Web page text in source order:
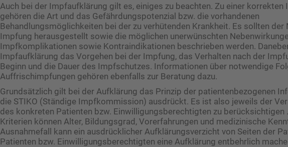
Auch bei der Impfaufklärung gilt es, einiges zu beachten. Zu einer
gehören die Art und das Gefährdungspotenzial bzw. die vorhandenen
Behandlungsmöglichkeiten bei der zu verhütenden Krankheit. Es sollten der
Impfung herausgestellt sowie die möglichen unerwünschten
Impfkomplikationen sowie Kontraindikationen beschrieben werden.
Impfaufklärung das Vorgehen bei der Impfung, das Verhalten nach der
Beginn und die Dauer des Impfschutzes. Informationen über notwendige
Auffrischimpfungen gehören ebenfalls zur Beratung dazu.
Grundsätzlich gilt bei der Aufklärung das Prinzip der patienten­bezogenen
die STIKO (Ständige Impfkommission) ausdrückt. Es ist also jeweils der
des konkreten Patienten bzw. Einwilligungs­berechtigten zu berücksichtigen
Kriterien können Alter, Bildungsgrad, Vorer­fahrungen und medizinische
Ausnahmefall kann ein ausdrücklicher Aufklärungs­verzicht von Seiten der
Patienten bzw. Einwilligungs­berechtigten eine Aufklärung entbehrlich